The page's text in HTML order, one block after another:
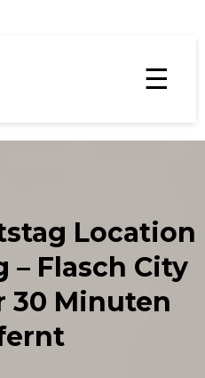
☰
Location
– Flasch City
30 Minuten